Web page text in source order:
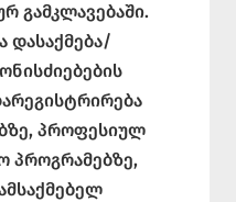
გამკლავებაში.
დასაქმება/
პროფესიულ
პროგრამებზე,